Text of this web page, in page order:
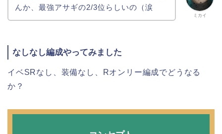
ミカイ
んか、最強アサギの2/3位らしいの（涙
なしなし編成やってみました
イベSRなし、装備なし、Rオンリー編成でどうなる
か？